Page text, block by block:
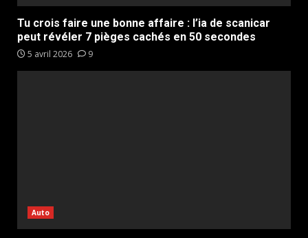
Tu crois faire une bonne affaire : l’ia de scanicar
peut révéler 7 pièges cachés en 50 secondes
5 avril 2026 9
Auto